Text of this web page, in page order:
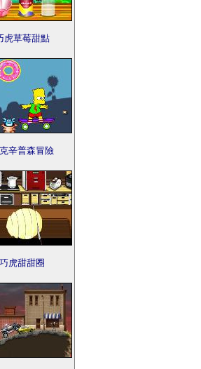
虎草莓甜點
辛普森冒險
巧虎甜甜圈